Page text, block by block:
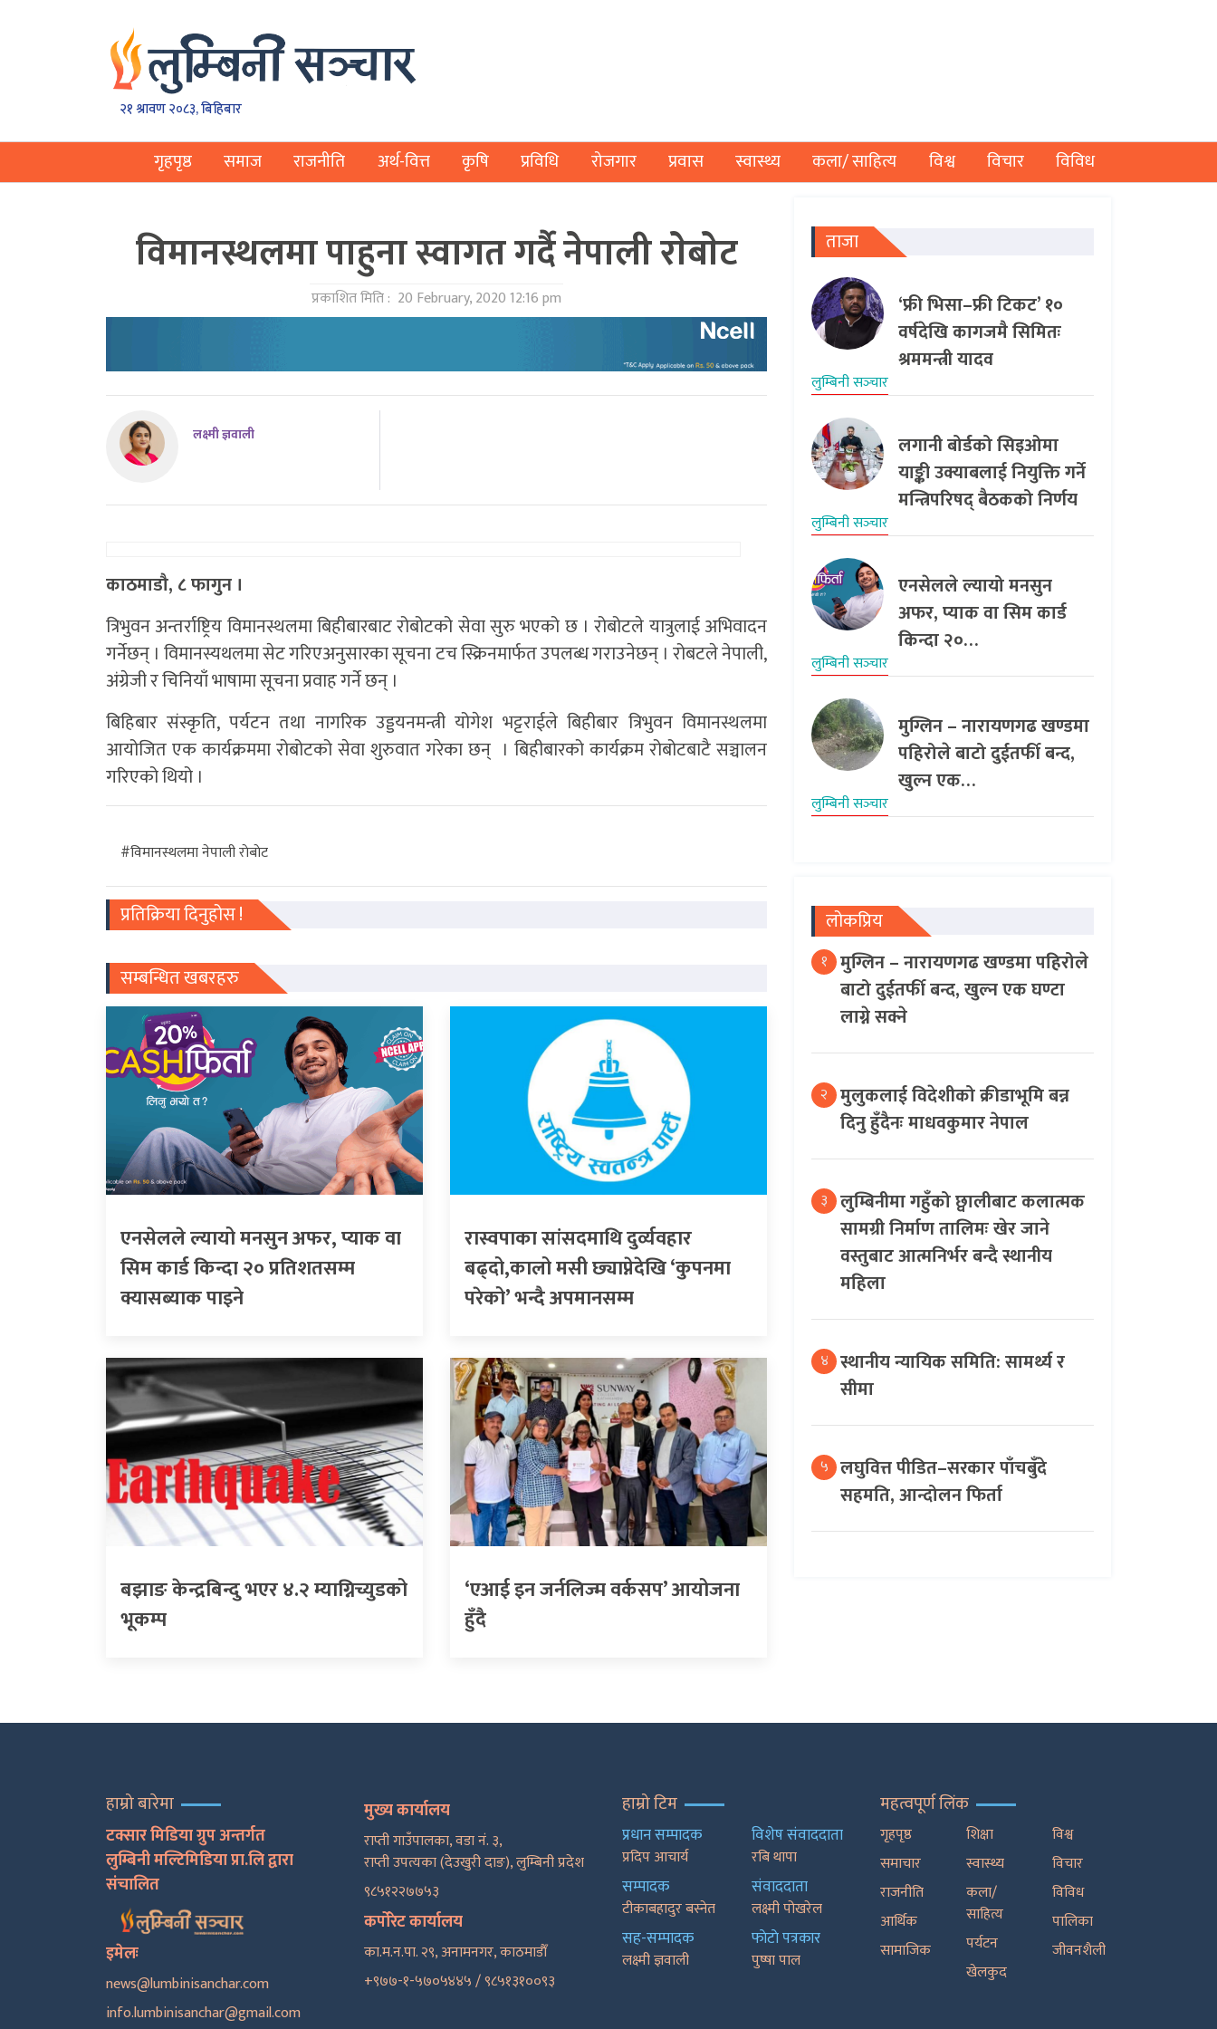
२१ श्रावण २०८३, बिहिबार
गृहपृष्ठ समाज राजनीति अर्थ-वित्त कृषि प्रविधि रोजगार प्रवास स्वास्थ्य कला/ साहित्य विश्व विचार विविध
विमानस्थलमा पाहुना स्वागत गर्दै नेपाली राेबाेट
प्रकाशित मिति : 20 February, 2020 12:16 pm
लक्ष्मी ज्ञवाली
काठमाडौ, ८ फागुन ।
त्रिभुवन अन्तर्राष्ट्रिय विमानस्थलमा बिहीबारबाट रोबोटको सेवा सुरु भएको छ । रोबोटले यात्रुलाई अभिवादन
गर्नेछन् । विमानस्यथलमा सेट गरिएअनुसारका सूचना टच स्क्रिनमार्फत उपलब्ध गराउनेछन् । रोबटले नेपाली,
अंग्रेजी र चिनियाँ भाषामा सूचना प्रवाह गर्ने छन् ।
बिहिबार संस्कृति, पर्यटन तथा नागरिक उड्डयनमन्त्री योगेश भट्टराईले बिहीबार त्रिभुवन विमानस्थलमा
आयोजित एक कार्यक्रममा रोबोटको सेवा शुरुवात गरेका छन् । बिहीबारको कार्यक्रम रोबोटबाटै सञ्चालन
गरिएको थियो ।
#विमानस्थलमा नेपाली राेबाेट
प्रतिक्रिया दिनुहोस !
सम्बन्धित खबरहरु
एनसेलले ल्यायो मनसुन अफर, प्याक वा
सिम कार्ड किन्दा २० प्रतिशतसम्म
क्यासब्याक पाइने
रास्वपाका सांसदमाथि दुर्व्यवहार
बढ्दो,कालो मसी छ्याप्नेदेखि ‘कुपनमा
परेको’ भन्दै अपमानसम्म
बझाङ केन्द्रबिन्दु भएर ४.२ म्याग्निच्युडको
भूकम्प
‘एआई इन जर्नलिज्म वर्कसप’ आयोजना
हुँदै
ताजा
‘फ्री भिसा–फ्री टिकट’ १०
वर्षदेखि कागजमै सिमितः
श्रममन्त्री यादव
लुम्बिनी सञ्‍चार
लगानी बोर्डको सिइओमा
याङ्की उक्याबलाई नियुक्ति गर्ने
मन्त्रिपरिषद् बैठकको निर्णय
लुम्बिनी सञ्‍चार
एनसेलले ल्यायो मनसुन
अफर, प्याक वा सिम कार्ड
किन्दा २०…
लुम्बिनी सञ्‍चार
मुग्लिन – नारायणगढ खण्डमा
पहिरोले बाटो दुईतर्फी बन्द,
खुल्न एक…
लुम्बिनी सञ्‍चार
लोकप्रिय
१ मुग्लिन – नारायणगढ खण्डमा पहिरोले
बाटो दुईतर्फी बन्द, खुल्न एक घण्टा
लाग्ने सक्ने
२ मुलुकलाई विदेशीको क्रीडाभूमि बन्न
दिनु हुँदैनः माधवकुमार नेपाल
३ लुम्बिनीमा गहुँको छ्वालीबाट कलात्मक
सामग्री निर्माण तालिमः खेर जाने
वस्तुबाट आत्मनिर्भर बन्दै स्थानीय
महिला
४ स्थानीय न्यायिक समिति: सामर्थ्य र
सीमा
५ लघुवित्त पीडित–सरकार पाँचबुँदे
सहमति, आन्दोलन फिर्ता
हाम्रो बारेमा
टक्सार मिडिया ग्रुप अन्तर्गत
लुम्बिनी मल्टिमिडिया प्रा.लि द्वारा
संचालित
इमेलः
news@lumbinisanchar.com
info.lumbinisanchar@gmail.com
मुख्य कार्यालय
राप्ती गाउँपालका, वडा नं. ३,
राप्ती उपत्यका (देउखुरी दाङ), लुम्बिनी प्रदेश
९८५१२२७७५३
कर्पोरेट कार्यालय
का.म.न.पा. २९, अनामनगर, काठमाडाैँ
+९७७-१-५७०५४४५ / ९८५१३१००९३
हाम्रो टिम
प्रधान सम्पादक
प्रदिप आचार्य
सम्पादक
टीकाबहादुर बस्नेत
सह-सम्पादक
लक्ष्मी ज्ञवाली
विशेष संवाददाता
रबि थापा
संवाददाता
लक्ष्मी पोखरेल
फाेटाे पत्रकार
पुष्षा पाल
महत्वपूर्ण लिंक
गृहपृष्ठ
समाचार
राजनीति
आर्थिक
सामाजिक
शिक्षा
स्वास्थ्य
कला/
साहित्य
पर्यटन
खेलकुद
विश्व
विचार
विविध
पालिका
जीवनशैली